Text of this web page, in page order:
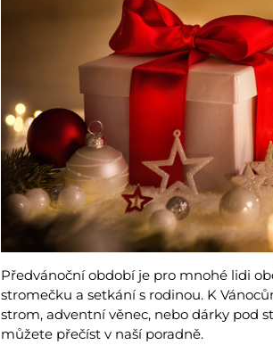
Předvánoční období je pro mnohé lidi
stromečku a setkání s rodinou. K
strom, adventní věnec, nebo dárky pod
můžete přečíst v naší poradně.